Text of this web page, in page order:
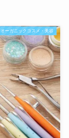
オーガニックコスメ・美容